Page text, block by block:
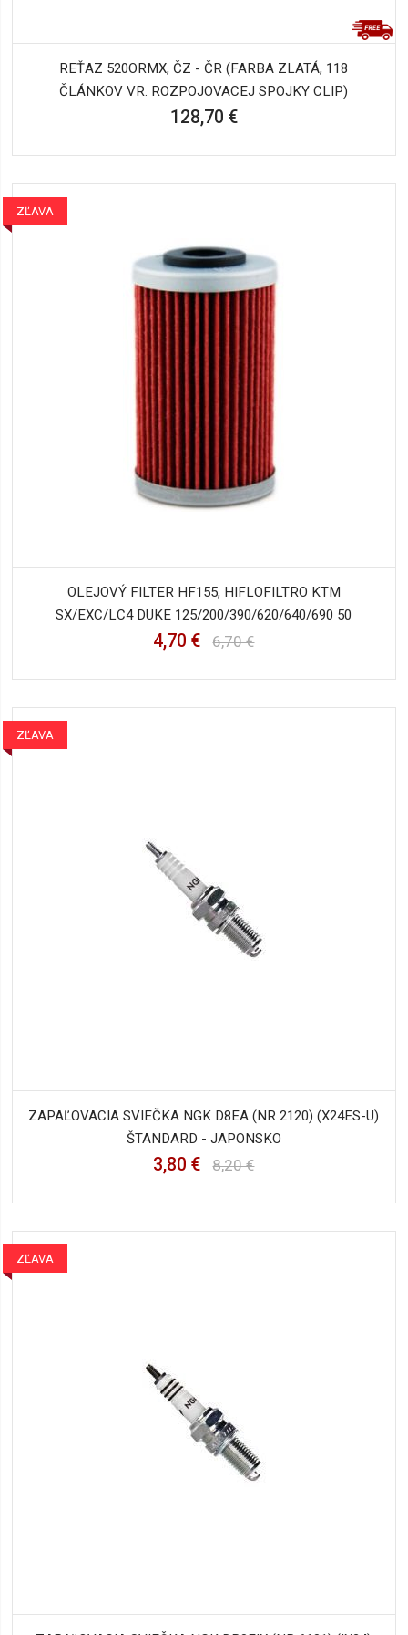
REŤAZ 520ORMX, ČZ - ČR (FARBA ZLATÁ, 118
ČLÁNKOV VR. ROZPOJOVACEJ SPOJKY CLIP)
128,70 €
ZĽAVA
OLEJOVÝ FILTER HF155, HIFLOFILTRO KTM
SX/EXC/LC4 DUKE 125/200/390/620/640/690 50
4,70 € 6,70 €
ZĽAVA
ZAPAĽOVACIA SVIEČKA NGK D8EA (NR 2120) (X24ES-U)
ŠTANDARD - JAPONSKO
3,80 € 8,20 €
ZĽAVA